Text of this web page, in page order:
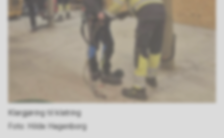
Klargjøring til klatring
Hilde Hagenborg